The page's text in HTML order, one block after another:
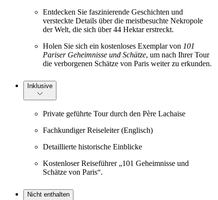
Entdecken Sie faszinierende Geschichten und
versteckte Details über die meistbesuchte Nekropole
der Welt, die sich über 44 Hektar erstreckt.
Holen Sie sich ein kostenloses Exemplar von 101
Pariser Geheimnisse und Schätze, um nach Ihrer Tour
die verborgenen Schätze von Paris weiter zu erkunden.
Inklusive
Private geführte Tour durch den Père Lachaise
Fachkundiger Reiseleiter (Englisch)
Detaillierte historische Einblicke
Kostenloser Reiseführer „101 Geheimnisse und
Schätze von Paris“.
Nicht enthalten